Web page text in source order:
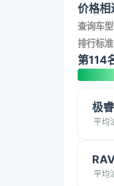
价格相
查询车
排行标
第114
极
平均
平均